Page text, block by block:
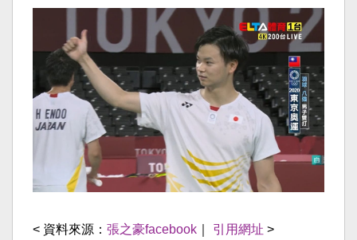
< 資料來源： 張之豪facebook 引用網址 >